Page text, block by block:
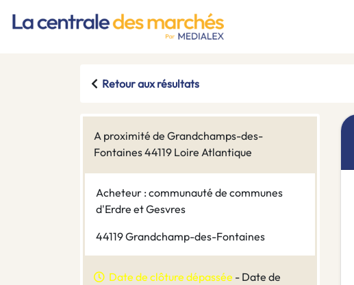
Retour aux résultats
A proximité de Grandchamps-des-
Fontaines 44119 Loire Atlantique
Acheteur : communauté de communes
d'Erdre et Gesvres
44119 Grandchamp-des-Fontaines
Date de clôture dépassée - Date de